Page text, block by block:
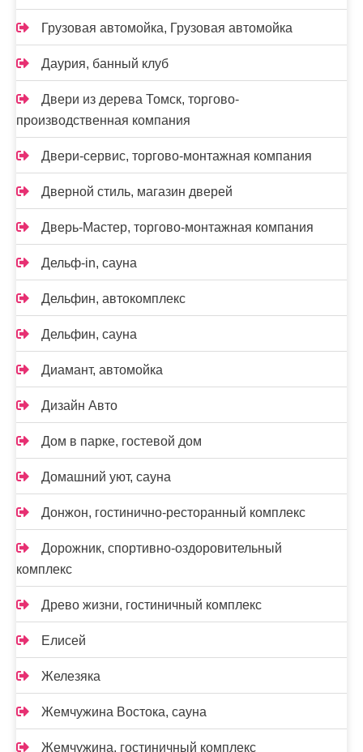
Грузовая автомойка, Грузовая автомойка
Даурия, банный клуб
Двери из дерева Томск, торгово-
производственная компания
Двери-сервис, торгово-монтажная компания
Дверной стиль, магазин дверей
Дверь-Мастер, торгово-монтажная компания
Дельф-in, сауна
Дельфин, автокомплекс
Дельфин, сауна
Диамант, автомойка
Дизайн Авто
Дом в парке, гостевой дом
Домашний уют, сауна
Донжон, гостинично-ресторанный комплекс
Дорожник, спортивно-оздоровительный
комплекс
Древо жизни, гостиничный комплекс
Елисей
Железяка
Жемчужина Востока, сауна
Жемчужина, гостиничный комплекс